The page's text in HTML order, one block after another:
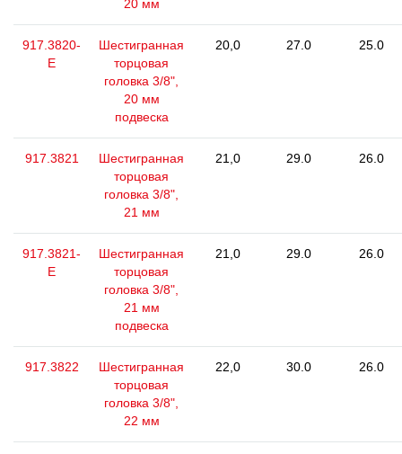
20 мм
917.3820-
E
Шестигранная
торцовая
головка 3/8",
20 мм
подвеска
20,0 27.0 25.0
917.3821
Шестигранная
торцовая
головка 3/8",
21 мм
21,0 29.0 26.0
917.3821-
E
Шестигранная
торцовая
головка 3/8",
21 мм
подвеска
21,0 29.0 26.0
917.3822
Шестигранная
торцовая
головка 3/8",
22 мм
22,0 30.0 26.0